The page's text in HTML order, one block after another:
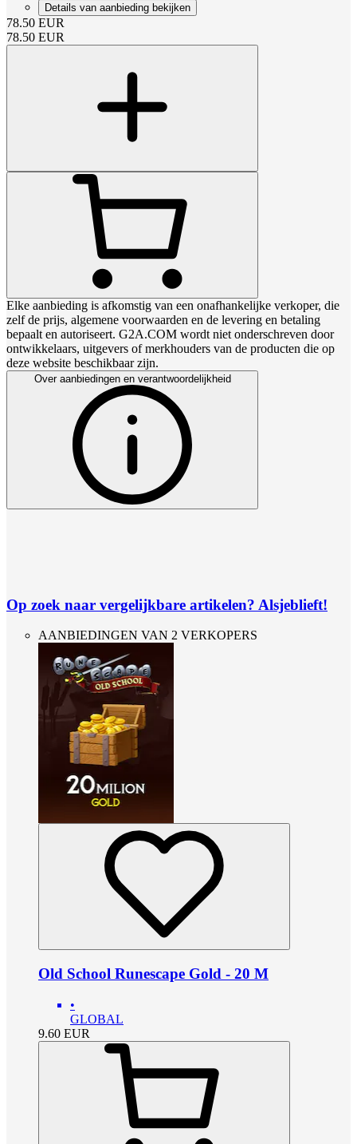
Details van aanbieding bekijken
78.50 EUR
78.50 EUR
Elke aanbieding is afkomstig van een onafhankelijke verkoper, die
zelf de prijs, algemene voorwaarden en de levering en betaling
bepaalt en autoriseert. G2A.COM wordt niet onderschreven door
ontwikkelaars, uitgevers of merkhouders van de producten die op
deze website beschikbaar zijn.
Over aanbiedingen en verantwoordelijkheid
Op zoek naar vergelijkbare artikelen? Alsjeblieft!
AANBIEDINGEN VAN 2 VERKOPERS
Old School Runescape Gold - 20 M
•
GLOBAL
9.60 EUR